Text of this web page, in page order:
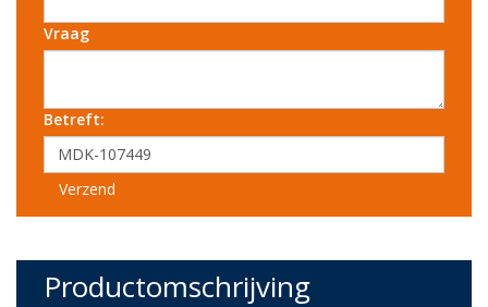
Vraag
Betreft:
Verzend
Productomschrijving